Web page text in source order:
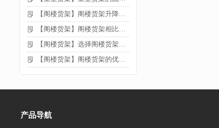
【阁楼货架】阁楼货架升降机需要注意哪些
【阁楼货架】阁楼货架相比传统货架的优势是什么
【阁楼货架】选择阁楼货架的好处？
【阁楼货架】阁楼货架的优点是什么
产品导航